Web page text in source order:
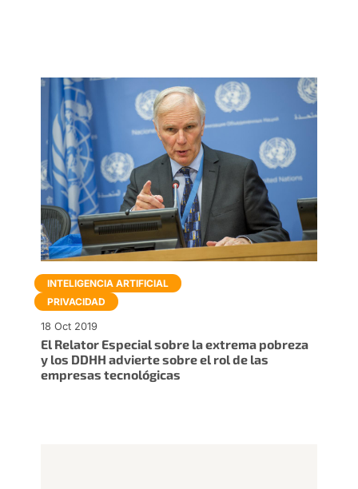
El Relator Especial sobre la extrema pobreza
y los DDHH advierte sobre el rol de las
empresas tecnológicas
18 Oct 2019
INTELIGENCIA ARTIFICIAL
PRIVACIDAD